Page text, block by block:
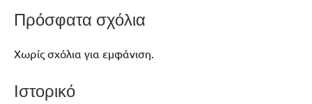
Πρόσφατα σχόλια
Χωρίς σχόλια για εμφάνιση.
Ιστορικό